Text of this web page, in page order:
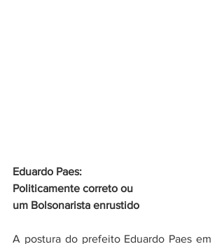
Eduardo Paes:
Politicamente correto ou
um Bolsonarista enrustido
A postura do prefeito Eduardo Paes em